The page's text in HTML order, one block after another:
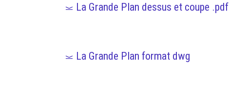
La Grande Plan dessus et coupe .pdf
La Grande Plan format dwg